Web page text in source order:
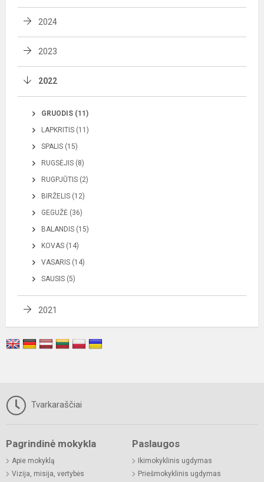
2024
2023
2022
GRUODIS (11)
LAPKRITIS (11)
SPALIS (15)
RUGSĖJIS (8)
RUGPJŪTIS (2)
BIRŽELIS (12)
GEGUŽĖ (36)
BALANDIS (15)
KOVAS (14)
VASARIS (14)
SAUSIS (5)
2021
Tvarkaraščiai
Pagrindinė mokykla
Apie mokyklą
Vizija, misija, vertybės
Paslaugos
Ikimokyklinis ugdymas
Priešmokyklinis ugdymas